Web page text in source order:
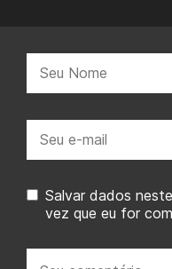
mail:
Salvar dados
vez que eu for